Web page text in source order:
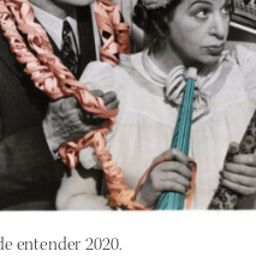
entender 2020.